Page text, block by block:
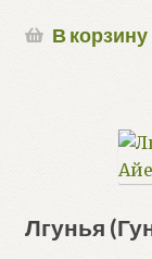
В корзину
Лгунья